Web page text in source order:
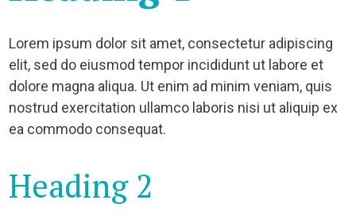
Lorem ipsum dolor sit amet, consectetur adipiscing
elit, sed do eiusmod tempor incididunt ut labore et
dolore magna aliqua. Ut enim ad minim veniam, quis
nostrud exercitation ullamco laboris nisi ut aliquip ex
ea commodo consequat.
Heading 2